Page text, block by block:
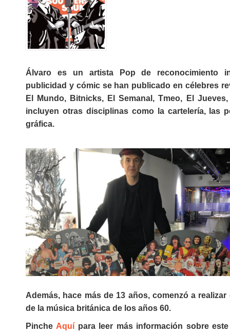
Álvaro es un artista Pop de reconocimiento
publicidad y cómic se han publicado en célebres
El Mundo, Bitnicks, El Semanal, Tmeo, El
incluyen otras disciplinas como la cartelería, las
gráfica.
Además, hace más de 13 años, comenzó a
de la música británica de los años 60.
Pinche Aquí para leer más información sobre